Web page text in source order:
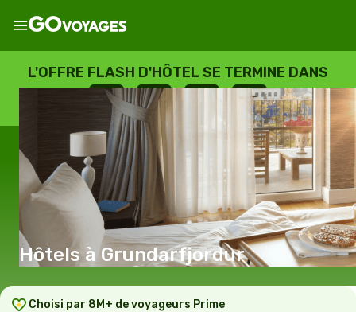
L'OFFRE FLASH D'HÔTEL SE TERMINE DANS
--
JOURS
: --
HEURES
: --
SECONDES
Hôtels à Grundarfjordur
Choisi par 8M+ de voyageurs Prime